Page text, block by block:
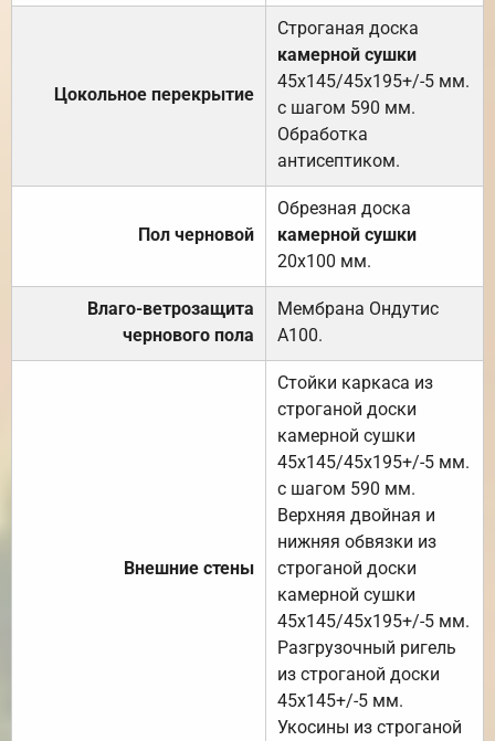
Цокольное перекрытие
Строганая доска
камерной сушки
45х145/45х195+/-5 мм.
с шагом 590 мм.
Обработка
антисептиком.
Пол черновой
Обрезная доска
камерной сушки
20х100 мм.
Влаго-ветрозащита
чернового пола
Мембрана Ондутис
А100.
Внешние стены
Стойки каркаса из
строганой доски
камерной сушки
45х145/45х195+/-5 мм.
с шагом 590 мм.
Верхняя двойная и
нижняя обвязки из
строганой доски
камерной сушки
45х145/45х195+/-5 мм.
Разгрузочный ригель
из строганой доски
45х145+/-5 мм.
Укосины из строганой